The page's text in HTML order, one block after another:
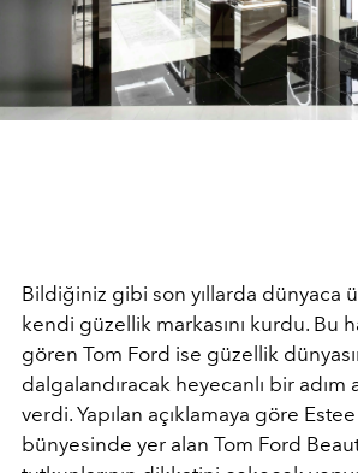
Bildiğiniz gibi son yıllarda dünyaca
kendi güzellik markasını kurdu. Bu
gören Tom Ford ise güzellik
dalgalandıracak heyecanlı bir adım
verdi. Yapılan açıklamaya göre
bünyesinde yer alan Tom Ford